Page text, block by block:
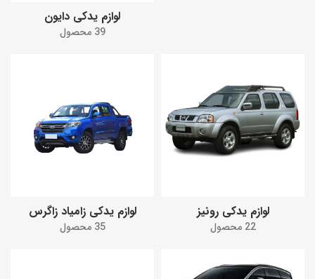
لوازم یدکی دایون
39 محصول
لوازم یدکی رونیز
22 محصول
لوازم یدکی زامیاد زاگرس
35 محصول